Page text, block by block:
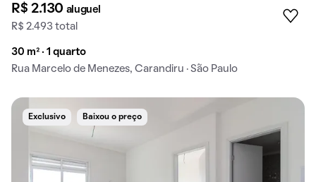
R$ 2.130 aluguel
R$ 2.493 total
30 m² · 1 quarto
Rua Marcelo de Menezes, Carandiru · São Paulo
Exclusivo Baixou o preço